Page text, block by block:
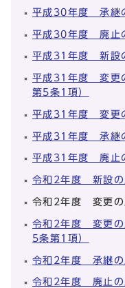
平成30年度 承継
平成30年度 廃止
平成31年度 新設
平成31年度 変更
第5条1項）
平成31年度 変更
平成31年度 承継
平成31年度 廃止
令和2年度 新設の
令和2年度 変更の
令和2年度 変更の
5条第1項）
令和2年度 承継の
令和2年度 廃止の